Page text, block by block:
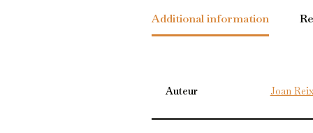
Additional information
Auteur Joan